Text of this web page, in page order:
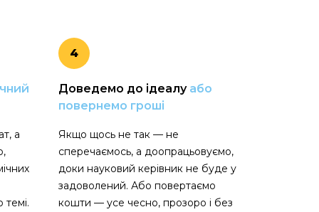
а
4
Доведемо до ідеалу або
повернемо гроші
Якщо щось не так — не
сперечаємось, а доопрацьовуємо,
доки науковий керівник не буде у
задоволений. Або повертаємо
кошти — усе чесно, прозоро і без